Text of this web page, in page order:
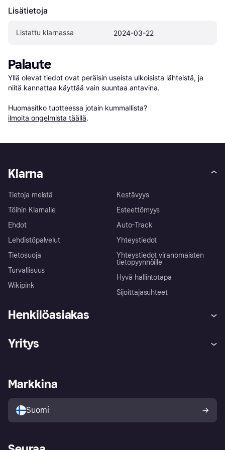
Lisätietoja
Listattu klarnassa 2024-03-22
Palaute
Yllä olevat tiedot ovat peräisin useista ulkoisista lähteistä, ja
niitä kannattaa käyttää vain suuntaa antavina.
Huomasitko tuotteessa jotain kummallista?
ilmoita ongelmista täällä.
Klarna
Tietoja meistä
Töihin Klarnalle
Ehdot
Lehdistöpalvelut
Tietosuoja
Turvallisuus
Wikipink
Kestävyys
Esteettömyys
Auto-Track
Yhteystiedot
Yhteystiedot viranomaisten
tietopyynnöille
Hyvä hallintotapa
Sijoittajasuhteet
Henkilöasiakas
Kirjaudu sisään
Tutustu kauppoihin
Ostajan turva
Yritys
Kirjaudu sisään yrityksenä
Markkina
Suomi